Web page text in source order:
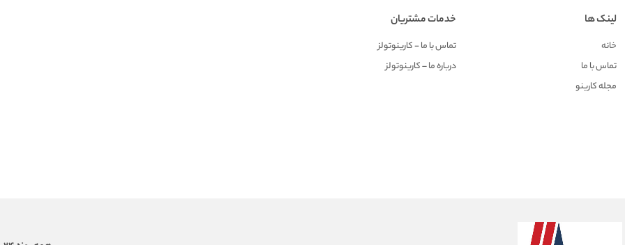
لینک ها
خانه
تماس با ما
مجله کارینو
خدمات مشتریان
تماس با ما - کارینوتولز
درباره ما – کارینوتولز